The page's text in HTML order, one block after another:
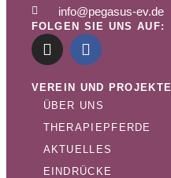
info@pegasus-ev.de
FOLGEN SIE UNS AUF:
VEREIN UND PROJEKTE
ÜBER UNS
THERAPIEPFERDE
AKTUELLES
EINDRÜCKE